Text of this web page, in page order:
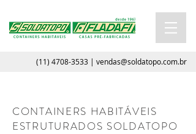
(11) 4708-3533 | vendas@soldatopo.com.br
CONTAINERS HABITÁVEIS
ESTRUTURADOS SOLDATOPO